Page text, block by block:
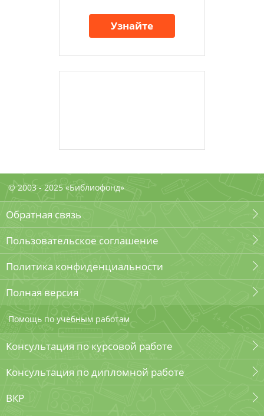
Узнайте
© 2003 - 2025 «Библиофонд»
Обратная связь
Пользовательское соглашение
Политика конфиденциальности
Полная версия
Помощь по учебным работам
Консультация по курсовой работе
Консультация по дипломной работе
ВКР